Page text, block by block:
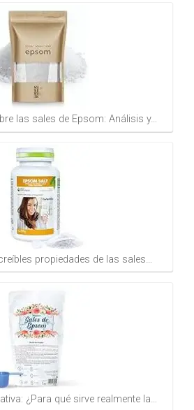
las sales de Epsom: Análisis y…
propiedades de las sales…
¿Para qué sirve realmente la…